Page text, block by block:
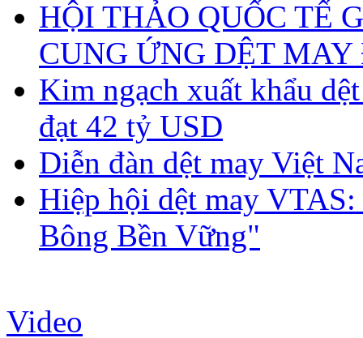
HỘI THẢO QUỐC TẾ
CUNG ỨNG DỆT
Kim ngạch xuất khẩu
đạt 42 tỷ USD
Diễn đàn dệt may Việt
Hiệp hội dệt may
Bông Bền Vững"
Video